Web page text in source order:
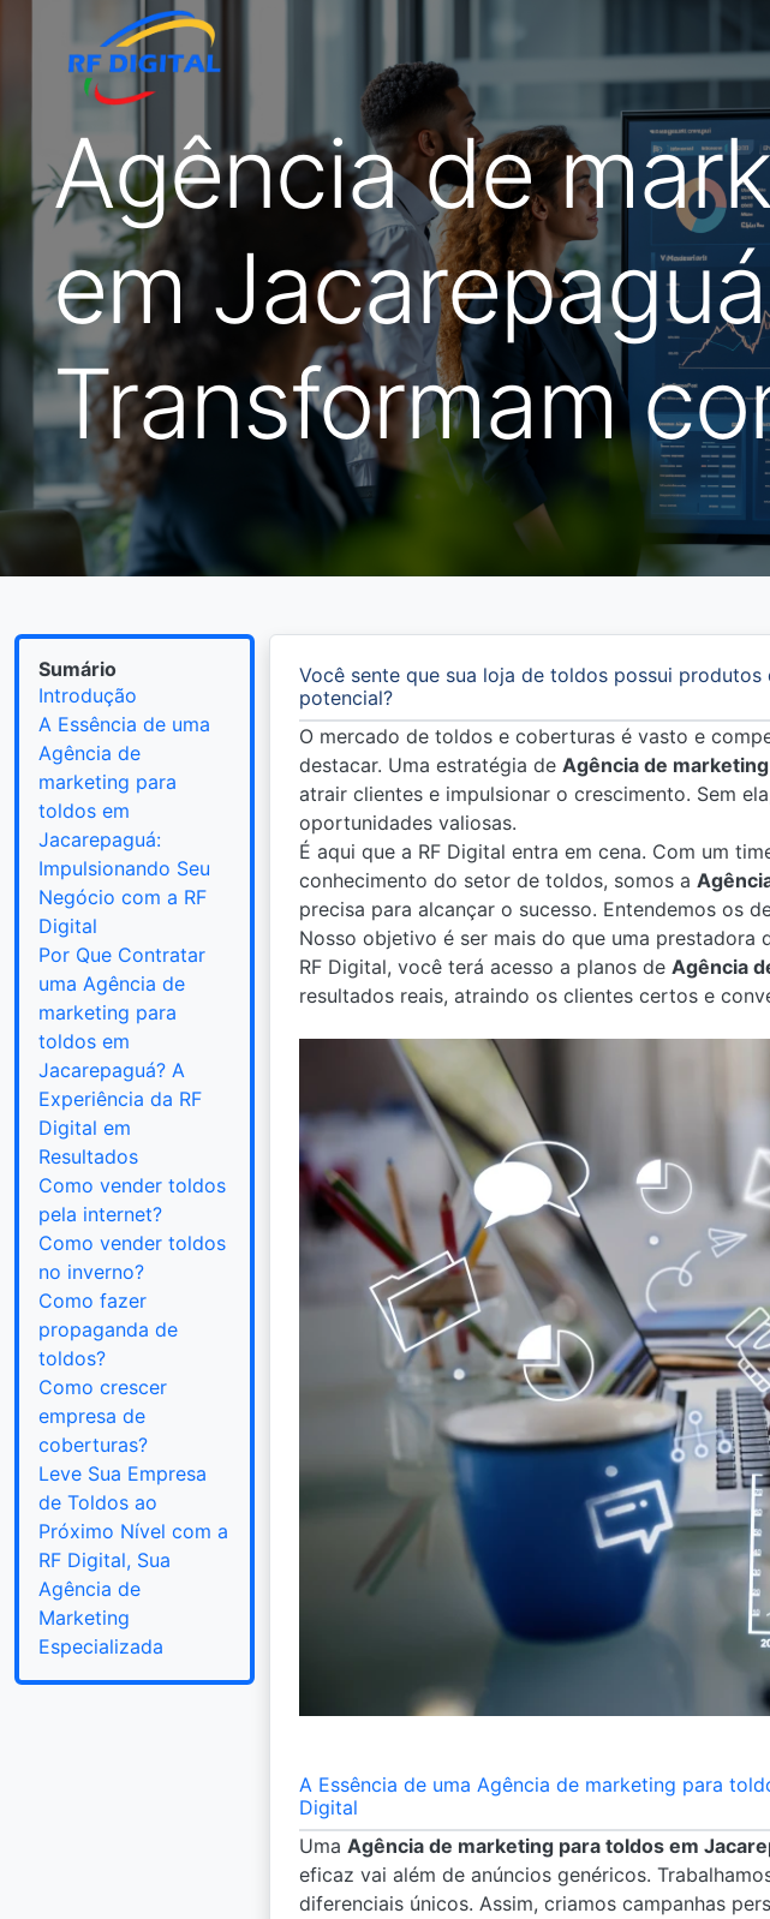
Agência de
em
Transformam
Sumário
Introdução
A Essência de uma
Agência de
marketing para
toldos em
Jacarepaguá:
Impulsionando Seu
Negócio com a RF
Digital
Por Que Contratar
uma Agência de
marketing para
toldos em
Jacarepaguá? A
Experiência da RF
Digital em
Resultados
Como vender toldos
pela internet?
Como vender toldos
no inverno?
Como fazer
propaganda de
toldos?
Como crescer
empresa de
coberturas?
Leve Sua Empresa
de Toldos ao
Próximo Nível com a
RF Digital, Sua
Agência de
Marketing
Especializada
Você sente que sua loja de toldos possui
potencial?
O mercado de toldos e coberturas é vasto e
destacar. Uma estratégia de Agência de
atrair clientes e impulsionar o crescimento. Sem
oportunidades valiosas.
É aqui que a RF Digital entra em cena. Com um
conhecimento do setor de toldos, somos a
precisa para alcançar o sucesso. Entendemos os
Nosso objetivo é ser mais do que uma prestadora
RF Digital, você terá acesso a planos de Agência
resultados reais, atraindo os clientes certos e
A Essência de uma Agência de marketing para
Digital
Uma Agência de marketing para toldos em
eficaz vai além de anúncios genéricos.
diferenciais únicos. Assim, criamos campanhas